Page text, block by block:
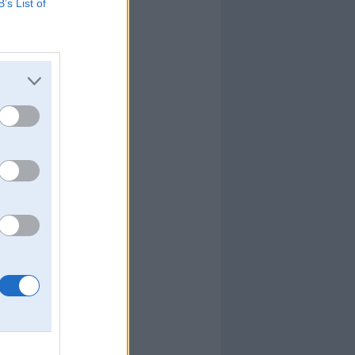
List of